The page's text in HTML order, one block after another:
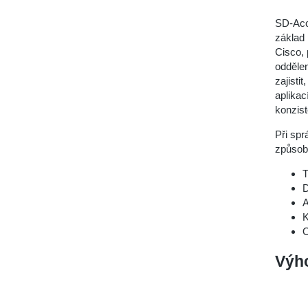
SD-
základ
Cisco,
Při